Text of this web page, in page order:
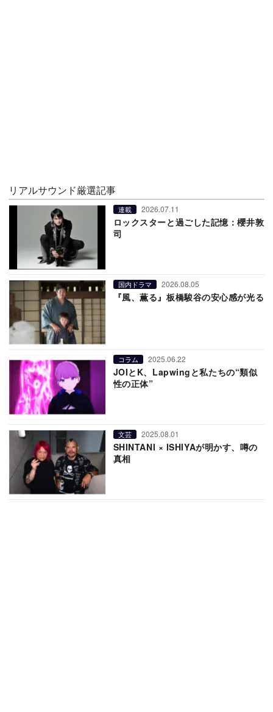
リアルサウンド厳選記事
連載 2026.07.11
ロックスターと過ごした記憶：櫻井敦
司
国内ドラマ 2026.08.05
『風、薫る』板橋駿谷の安心感が光る
コラム 2025.06.22
JOIとK、Lapwingと私たちの“類似
性の正体”
文芸 2025.08.01
SHINTANI × ISHIYAが明かす、噂の
真相